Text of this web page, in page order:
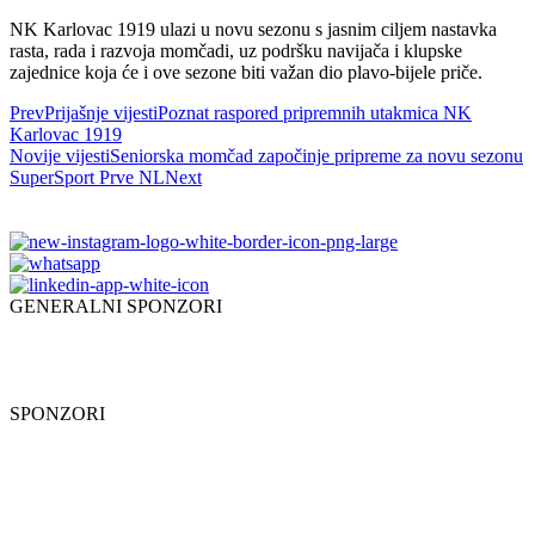
NK Karlovac 1919 ulazi u novu sezonu s jasnim ciljem nastavka
rasta, rada i razvoja momčadi, uz podršku navijača i klupske
zajednice koja će i ove sezone biti važan dio plavo-bijele priče.
PrevPrijašnje vijestiPoznat raspored pripremnih utakmica NK
Karlovac 1919
Novije vijestiSeniorska momčad započinje pripreme za novu sezonu
SuperSport Prve NLNext
GENERALNI SPONZORI
SPONZORI